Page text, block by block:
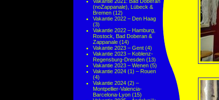
(noZappanale), Lübeck &
Bremen (12)
Vakantie 2022 – Den Haag
(3)
Vakantie 2022 – Hamburg,
Rostock, Bad Doberan &
Zappanale (14)
Vakantie 2023 – Gent (4)
Vakantie 2023 – Koblenz-
Regensburg-Dresden (13)
Vakantie 2023 – Wenen (5)
Vakantie 2024 (1) – Rouen
(4)
Vakantie 2024 (2) –
Montpellier-Valencia-
Barcelona-Lyon (15)